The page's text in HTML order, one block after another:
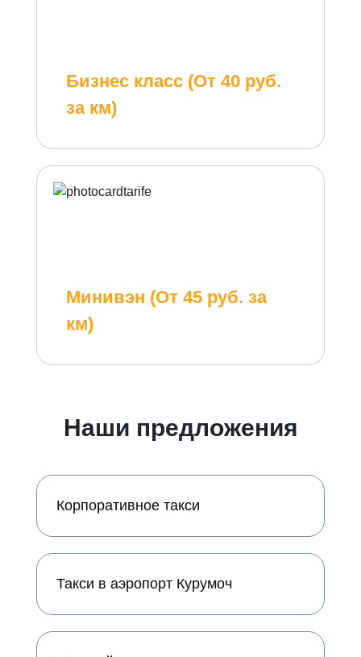
Бизнес класс (От 40 руб.
за км)
Минивэн (От 45 руб. за
км)
Наши предложения
Корпоративное такси
Такси в аэропорт Курумоч